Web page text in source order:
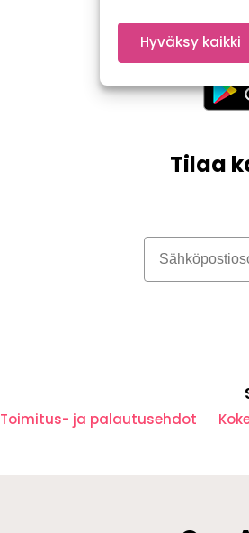
Hyväksy kaikki
Tilaa
Toimitus- ja palautusehdot